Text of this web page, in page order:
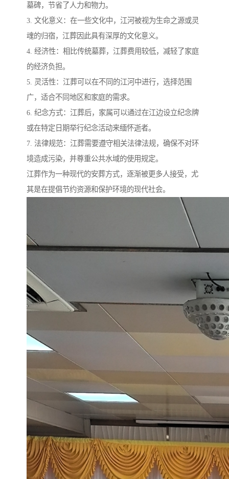
墓碑，节省了人力和物力。
3. 文化意义：在一些文化中，江河被视为生命之源或灵
魂的归宿，江葬因此具有深厚的文化意义。
4. 经济性：相比传统墓葬，江葬费用较低，减轻了家庭
的经济负担。
5. 灵活性：江葬可以在不同的江河中进行，选择范围
广，适合不同地区和家庭的需求。
6. 纪念方式：江葬后，家属可以通过在江边设立纪念牌
或在特定日期举行纪念活动来缅怀逝者。
7. 法律规范：江葬需要遵守相关法律法规，确保不对环
境造成污染，并尊重公共水域的使用规定。
江葬作为一种现代的安葬方式，逐渐被更多人接受，尤
其是在提倡节约资源和保护环境的现代社会。